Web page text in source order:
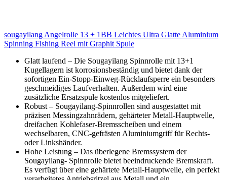
sougayilang Angelrolle 13 + 1BB Leichtes Ultra Glatte Aluminium
Spinning Fishing Reel mit Graphit Spule
Glatt laufend – Die Sougayilang Spinnrolle mit 13+1
Kugellagern ist korrosionsbeständig und bietet dank der
sofortigen Ein-Stopp-Einweg-Rücklaufsperre ein besonders
geschmeidiges Laufverhalten. Außerdem wird eine
zusätzliche Ersatzspule kostenlos mitgeliefert.
Robust – Sougayilang-Spinnrollen sind ausgestattet mit
präzisen Messingzahnrädern, gehärteter Metall-Hauptwelle,
dreifachen Kohlefaser-Bremsscheiben und einem
wechselbaren, CNC-gefrästen Aluminiumgriff für Rechts-
oder Linkshänder.
Hohe Leistung – Das überlegene Bremssystem der
Sougayilang- Spinnrolle bietet beeindruckende Bremskraft.
Es verfügt über eine gehärtete Metall-Hauptwelle, ein perfekt